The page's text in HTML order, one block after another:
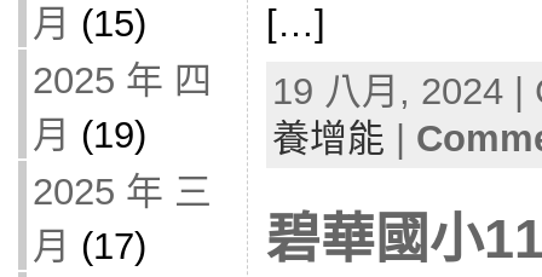
月 (15)
2025 年 四
月 (19)
2025 年 三
月 (17)
[…]
19 八月, 2024
養增能 |
碧華國小